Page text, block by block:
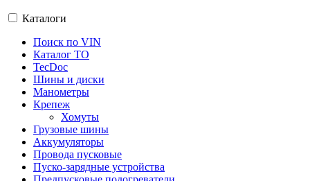
Каталоги
Поиск по VIN
Каталог ТО
TecDoc
Шины и диски
Манометры
Крепеж
Хомуты
Грузовые шины
Аккумуляторы
Провода пусковые
Пуско-зарядные устройства